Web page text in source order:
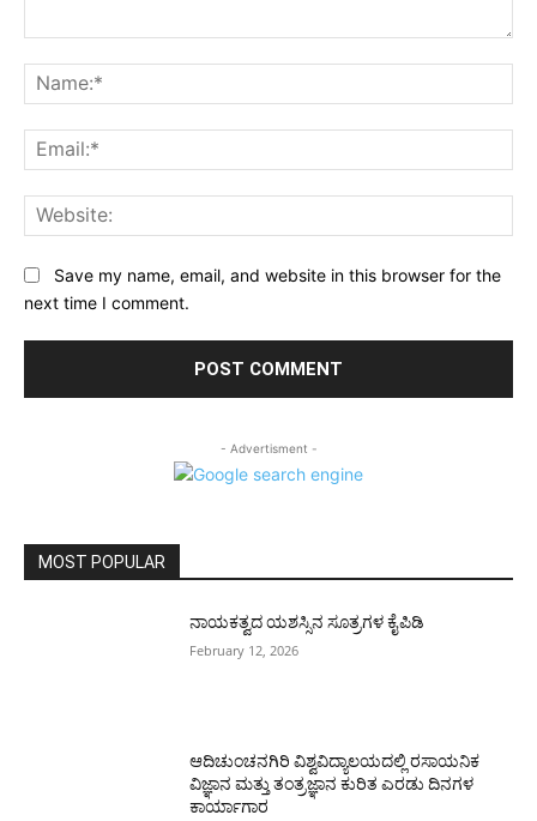
Save my name, email, and website in this browser for the
next time I comment.
- Advertisment -
MOST POPULAR
ನಾಯಕತ್ವದ ಯಶಸ್ಸಿನ ಸೂತ್ರಗಳ ಕೈಪಿಡಿ
February 12, 2026
ಆದಿಚುಂಚನಗಿರಿ ವಿಶ್ವವಿದ್ಯಾಲಯದಲ್ಲಿ ರಸಾಯನಿಕ
ವಿಜ್ಞಾನ ಮತ್ತು ತಂತ್ರಜ್ಞಾನ ಕುರಿತ ಎರಡು ದಿನಗಳ
ಕಾರ್ಯಾಗಾರ